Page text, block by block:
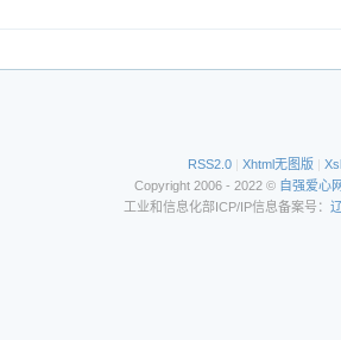
RSS2.0 | Xhtml无图版 |
Copyright 2006 - 2022 © 自强爱心
工业和信息化部ICP/IP信息备案号：